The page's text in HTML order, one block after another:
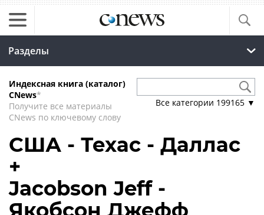
Разделы
Индексная книга (каталог)
CNews*
Получите все материалы
CNews по ключевому слову
Все категории 199165 ▼
США - Техас - Даллас
+
Jacobson Jeff -